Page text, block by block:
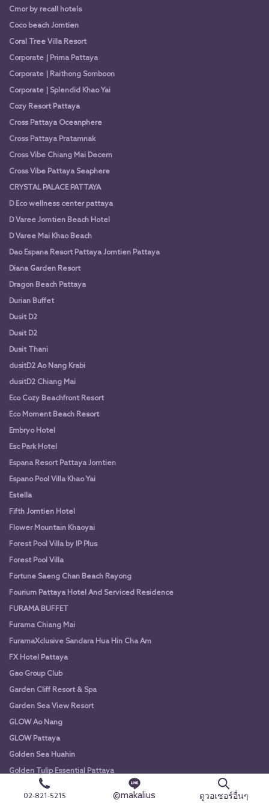
Cmor by recall hotels
Coco beach Jomtien
Coral Tree Villa Resort
Corporate | Prima Pattaya
Corporate | Raithong Somboon
Corporate | Splendid Khao Yai
Cozy Resort Pattaya
Cross Pattaya Oceanphere
Cross Pattaya Pratamnak
Cross Vibe Chiang Mai Decem
Cross Vibe Pattaya Seaphere
CRYSTAL PALACE PATTAYA
D Eco wellness center pattaya
D Varee Jomtien Beach Hotel
D Varee Mai Khao Beach
Dao Espana Resort Pattaya Jomtien Pattaya
Diana Garden Resort
Dragon Beach Pattaya
Durian Buffet
Dusit D2
Dusit D2
Dusit Thani
dusitD2 Ao Nang Krabi
dusitD2 Chiang Mai
Eco Cozy Beachfront Resort
Eco Moment Beach Resort
Embryo Hotel
Esc Park Hotel
Espana Resort Pattaya Jomtien
Espano Pool Villa Khao Yai
Estella
Fifth Jomtien Hotel
Flower Mountain Khaoyai
Forest Pool Villa by IP Plus
Forest Pool Villa
Fortune Saeng Chan Beach Rayong
Fourium Pattaya Hotel And Serviced Residence
FURAMA BUFFET
Furama Chiang Mai
FuramaXclusive Sandara Hua Hin Cha Am
FX Hotel Pattaya
Gao Group Club
Garden Cliff Resort & Spa
Garden Sea View Resort
GLOW Ao Nang
GLOW Pattaya
Golden Sea Huahin
Golden Tulip Essential Pattaya
Golden Tulip Pattaya Beach Resort
02-821-5215 @makalius ดูวอเชอร์อื่นๆ